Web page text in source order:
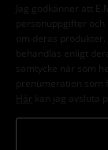
Jag godkänner att
personuppgifter och
om deras
behandlas enligt
samtycke när som
prenumeration som
Här kan jag avsluta